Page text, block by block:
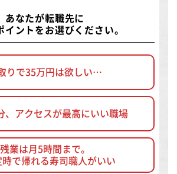
あなたが転職先に
イントをお選びください。
りで35万円は欲しい…
、アクセスが最高にいい職場
残業は月5時間まで。
時で帰れる寿司職人がいい